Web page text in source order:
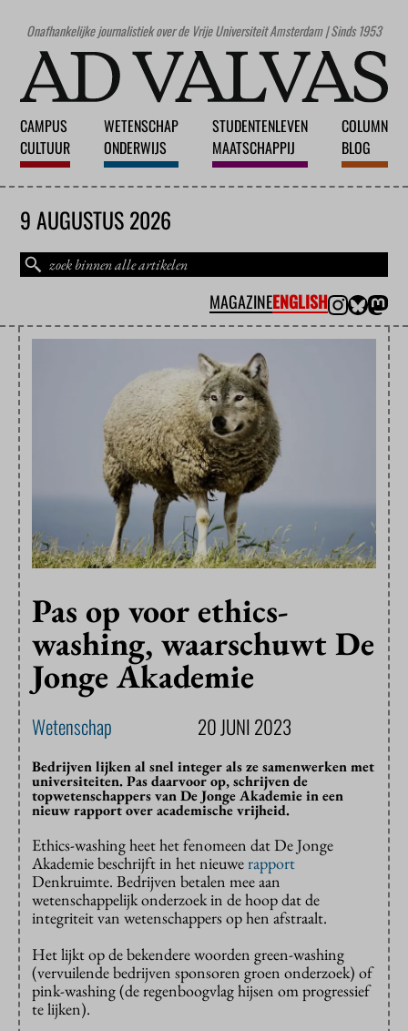
Onafhankelijke journalistiek over de Vrije Universiteit Amsterdam | Sinds 1953
CAMPUS
CULTUUR
WETENSCHAP
ONDERWIJS
STUDENTENLEVEN
MAATSCHAPPIJ
COLUMN
BLOG
9 AUGUSTUS 2026
MAGAZINEENGLISH
Pas op voor ethics-
washing, waarschuwt De
Jonge Akademie
Wetenschap 20 JUNI 2023
Bedrijven lijken al snel integer als ze samenwerken met
universiteiten. Pas daarvoor op, schrijven de
topwetenschappers van De Jonge Akademie in een
nieuw rapport over academische vrijheid.
Ethics-washing heet het fenomeen dat De Jonge
Akademie beschrijft in het nieuwerapport
Denkruimte. Bedrijven betalen mee aan
wetenschappelijk onderzoek in de hoop dat de
integriteit van wetenschappers op hen afstraalt.
Het lijkt op de bekendere woorden green-washing
(vervuilende bedrijven sponsoren groen onderzoek) of
pink-washing (de regenboogvlag hijsen om progressief
te lijken).